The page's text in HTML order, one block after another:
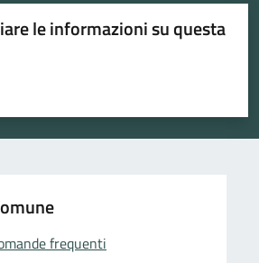
le informazioni su questa
5 stelle su 5
su 5
su 5
5
frequenti